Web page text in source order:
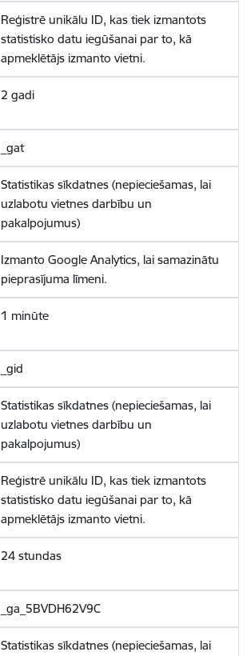
Reģistrē unikālu ID, kas tiek izmantots
statistisko datu iegūšanai par to, kā
apmeklētājs izmanto vietni.
2 gadi
_gat
Statistikas sīkdatnes (nepieciešamas, lai
uzlabotu vietnes darbību un
pakalpojumus)
Izmanto Google Analytics, lai samazinātu
pieprasījuma līmeni.
1 minūte
_gid
Statistikas sīkdatnes (nepieciešamas, lai
uzlabotu vietnes darbību un
pakalpojumus)
Reģistrē unikālu ID, kas tiek izmantots
statistisko datu iegūšanai par to, kā
apmeklētājs izmanto vietni.
24 stundas
_ga_5BVDH62V9C
Statistikas sīkdatnes (nepieciešamas, lai